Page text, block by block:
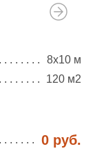
8х10 м
120 м2
0 руб.